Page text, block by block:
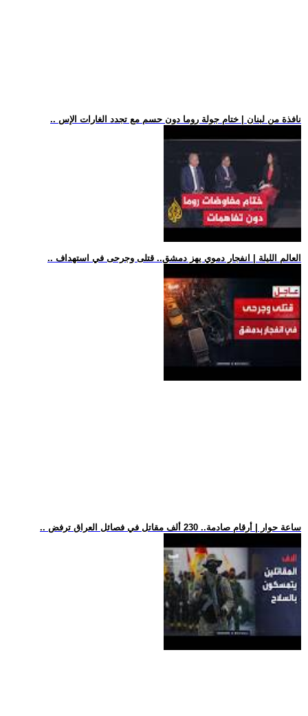
.. نافذة من لبنان | ختام جولة روما دون حسم مع تجدد الغارات الإس
.. العالم الليلة | انفجار دموي يهز دمشق.. قتلى وجرحى في استهداف
.. ساعة حوار | أرقام صادمة.. 230 ألف مقاتل في فصائل العراق ترفض